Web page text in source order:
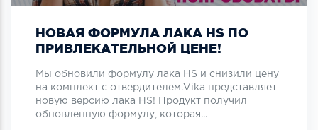
НОВАЯ ФОРМУЛА ЛАКА HS ПО
ПРИВЛЕКАТЕЛЬНОЙ ЦЕНЕ!
Мы обновили формулу лака HS и снизили цену
на комплект с отвердителем.Vika представляет
новую версию лака HS! Продукт получил
обновленную формулу, которая...